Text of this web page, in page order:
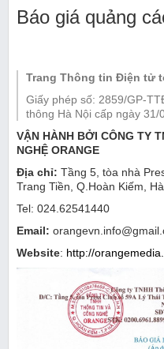
Báo giá quảng
Trang Thông tin Điện tử
Giấy phép số: 2859/GP-
thông Hà Nội cấp ngày 31/
VẬN HÀNH BỞI CÔNG TY
NGHỆ ORANGE
Địa chỉ: Tầng 5, tòa nhà
Trang Tiền, Q.Hoàn Kiếm,
Tel: 024.62541440
Email:
Website: http://